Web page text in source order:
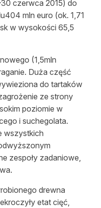
czerwca 2015) do
mln euro (ok. 1,71
w wysokości 65,5
(1,5mln
Duża część
do tartaków
ze strony
poziomie w
i suchegolata.
wszystkich
zespoły zadaniowe,
drewna
etat cięć,